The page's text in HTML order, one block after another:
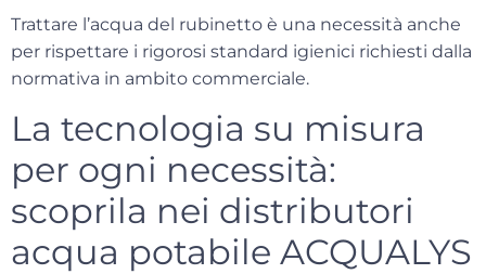
Trattare l’acqua del rubinetto è una necessità anche
per rispettare i rigorosi standard igienici richiesti dalla
normativa in ambito commerciale.
La tecnologia su misura
per ogni necessità:
scoprila nei distributori
acqua potabile ACQUALYS